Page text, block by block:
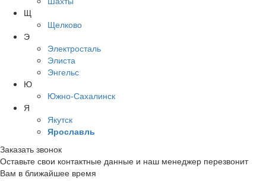
Щ
Щелково
Э
Электросталь
Элиста
Энгельс
Ю
Южно-Сахалинск
Я
Якутск
Ярославль
Заказать звонок
Оставьте свои контактные данные и наш менеджер перезвонит
Вам в ближайшее время